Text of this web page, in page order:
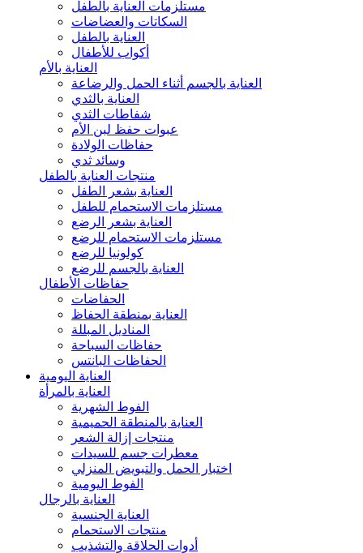
مستلزمات العناية بالطفل
السكاتات والعضاضات
العناية بالطفل
أكواب للأطفال
العناية بالأم
العناية بالجسم أثناء الحمل والرضاعة
العناية بالثدي
شفاطات الثدي
عبوات حفظ لبن الأم
حفاظات الولادة
وسائد ثدي
منتجات العناية بالطفل
العناية بشعر الطفل
مستلزمات الاستحمام للطفل
العناية بشعر الرضع
مستلزمات الاستحمام للرضع
كولونيا للرضع
العناية بالجسم للرضع
حفاظات الأطفال
الحفاضات
العناية بمنطقة الحفاظ
المناديل المبللة
حفاظات السباحة
الحفاظات البانتس
العناية اليومية
العناية بالمرأة
الفوط الشهرية
العناية بالمنطقة الحميمية
منتجات إزالة الشعر
معطرات جسم للسيدات
اختبار الحمل والتبويض المنزلي
الفوط اليومية
العناية بالرجال
العناية الجنسية
منتجات الاستحمام
أدوات الحلاقة والتشذيب